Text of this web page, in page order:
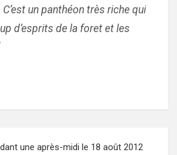
un panthéon très riche qui
d’esprits de la foret et les
une après-midi le 18 août 2012